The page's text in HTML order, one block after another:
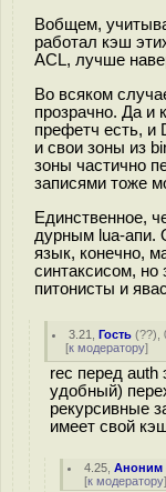
Вобщем,
работал кэш
ACL, лучше
Во всяком
прозрачно. Да и
префетч есть, и
и свои зоны из
зоны частично
записями тоже
Единственное,
дурным lua-апи.
язык, конечно,
синтаксисом, но
питонисты и
3.21 ,Гость (??),
[к модератору]
rec перед auth
удобный)
рекурсивные
имеет свой
4.25 ,Аноним
[к модератору]